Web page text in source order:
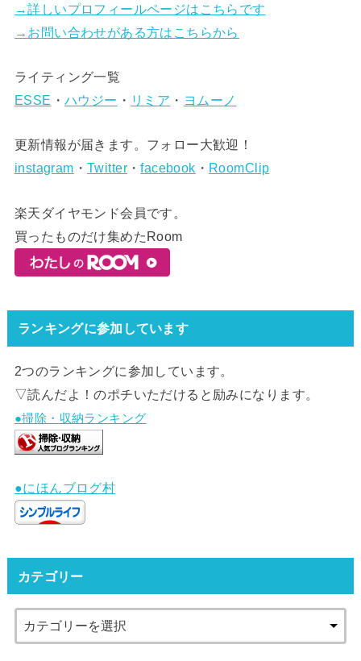
→詳しいプロフィールページはこちらです
→お問い合わせがある方はこちらから
ライティング一覧
ESSE ・ ハウジー ・ リミア ・ ヨムーノ
更新情報が届きます。フォロー大歓迎！
instagram ・Twitter・facebook ・ RoomClip
楽天ダイヤモンド会員です。
買ったものだけ集めたRoom
ランキングに参加しています
2つのランキングに参加しています。
▽読んだよ！のポチいただけると励みになります。
●掃除・収納ランキング
●にほんブログ村
カテゴリー